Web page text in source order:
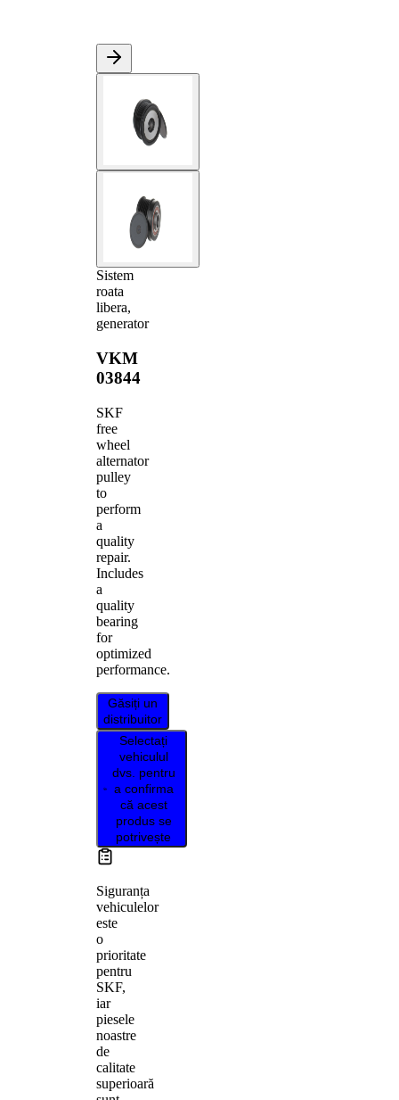
Sistem
roata
libera,
generator
VKM
03844
SKF
free
wheel
alternator
pulley
to
perform
a
quality
repair.
Includes
a
quality
bearing
for
optimized
performance.
Găsiți un
distribuitor
Selectați
vehiculul
dvs. pentru
a confirma
că acest
produs se
potrivește
Siguranța
vehiculelor
este
o
prioritate
pentru
SKF,
iar
piesele
noastre
de
calitate
superioară